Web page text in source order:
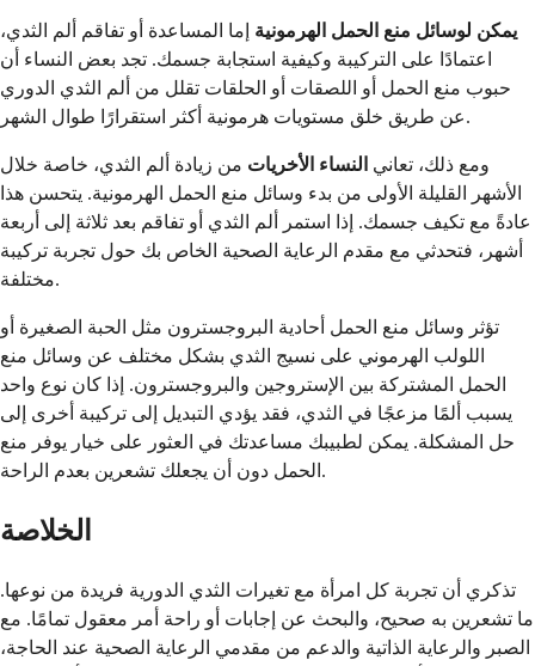
يمكن لوسائل منع الحمل الهرمونية إما المساعدة أو تفاقم ألم الثدي،
اعتمادًا على التركيبة وكيفية استجابة جسمك. تجد بعض النساء أن
حبوب منع الحمل أو اللصقات أو الحلقات تقلل من ألم الثدي الدوري
عن طريق خلق مستويات هرمونية أكثر استقرارًا طوال الشهر.
ومع ذلك، تعاني النساء الأخريات من زيادة ألم الثدي، خاصة خلال
الأشهر القليلة الأولى من بدء وسائل منع الحمل الهرمونية. يتحسن هذا
عادةً مع تكيف جسمك. إذا استمر ألم الثدي أو تفاقم بعد ثلاثة إلى أربعة
أشهر، فتحدثي مع مقدم الرعاية الصحية الخاص بك حول تجربة تركيبة
مختلفة.
تؤثر وسائل منع الحمل أحادية البروجسترون مثل الحبة الصغيرة أو
اللولب الهرموني على نسيج الثدي بشكل مختلف عن وسائل منع
الحمل المشتركة بين الإستروجين والبروجسترون. إذا كان نوع واحد
يسبب ألمًا مزعجًا في الثدي، فقد يؤدي التبديل إلى تركيبة أخرى إلى
حل المشكلة. يمكن لطبيبك مساعدتك في العثور على خيار يوفر منع
الحمل دون أن يجعلك تشعرين بعدم الراحة.
الخلاصة
تذكري أن تجربة كل امرأة مع تغيرات الثدي الدورية فريدة من نوعها.
ما تشعرين به صحيح، والبحث عن إجابات أو راحة أمر معقول تمامًا. مع
الصبر والرعاية الذاتية والدعم من مقدمي الرعاية الصحية عند الحاجة،